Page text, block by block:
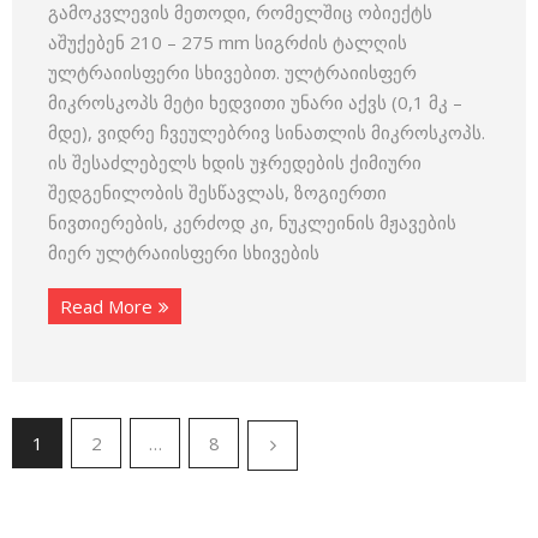
გამოკვლევის მეთოდი, რომელშიც ობიექტს
აშუქებენ 210 – 275 mm სიგრძის ტალღის
ულტრაიისფერი სხივებით. ულტრაიისფერ
მიკროსკოპს მეტი ხედვითი უნარი აქვს (0,1 მკ –
მდე), ვიდრე ჩვეულებრივ სინათლის მიკროსკოპს.
ის შესაძლებელს ხდის უჯრედების ქიმიური
შედგენილობის შესწავლას, ზოგიერთი
ნივთიერების, კერძოდ კი, ნუკლეინის მჟავების
მიერ ულტრაიისფერი სხივების
Read More
1 2 … 8